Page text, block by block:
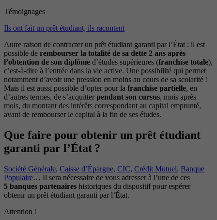
Témoignages
Ils ont fait un prêt étudiant, ils racontent
Autre raison de contracter un prêt étudiant garanti par l’État : il est
possible de rembourser la totalité de sa dette 2 ans après
l’obtention de son diplôme d’études supérieures (franchise totale),
c’est-à-dire à l’entrée dans la vie active. Une possibilité qui permet
notamment d’avoir une pression en moins au cours de sa scolarité !
Mais il est aussi possible d’opter pour la franchise partielle, en
d’autres termes, de s’acquitter pendant son cursus, mois après
mois, du montant des intérêts correspondant au capital emprunté,
avant de rembourser le capital à la fin de ses études.
Que faire pour obtenir un prêt étudiant
garanti par l’État ?
Société Générale, Caisse d’Épargne, CIC, Crédit Mutuel, Banque
Populaire… Il sera nécessaire de vous adresser à l’une de ces
5 banques partenaires historiques du dispositif pour espérer
obtenir un prêt étudiant garanti par l’État.
Attention !